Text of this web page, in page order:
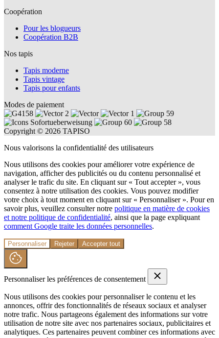
Coopération
Pour les blogueurs
Coopération B2B
Nos tapis
Tapis moderne
Tapis vintage
Tapis pour enfants
Modes de paiement
Copyright © 2026 TAPISO
Nous valorisons la confidentialité des utilisateurs
Nous utilisons des cookies pour améliorer votre expérience de
navigation, afficher des publicités ou du contenu personnalisé et
analyser le trafic du site. En cliquant sur « Tout accepter », vous
consentez à notre utilisation des cookies. Vous pouvez modifier
votre choix à tout moment en cliquant sur « Personnaliser ». Pour en
savoir plus, veuillez consulter notre politique en matière de cookies
et notre politique de confidentialité, ainsi que la page expliquant
comment Google traite les données personnelles.
Personnaliser Rejeter Accepter tout
Personnaliser les préférences de consentement
Nous utilisons des cookies pour personnaliser le contenu et les
annonces, offrir des fonctionnalités de réseaux sociaux et analyser
notre trafic. Nous partageons également des informations sur votre
utilisation de notre site avec nos partenaires sociaux, publicitaires et
analytiques. Ces partenaires peuvent combiner ces informations avec